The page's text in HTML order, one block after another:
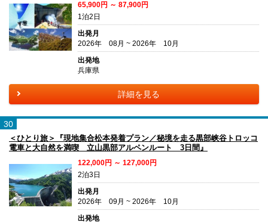
65,900円 ～ 87,900円
1泊2日
出発月
2026年 08月 ~ 2026年 10月
出発地
兵庫県
詳細を見る
30
＜ひとり旅＞『現地集合松本発着プラン／秘境を走る黒部峡谷トロッコ
電車と大自然を満喫 立山黒部アルペンルート 3日間』
122,000円 ～ 127,000円
2泊3日
出発月
2026年 09月 ~ 2026年 10月
出発地